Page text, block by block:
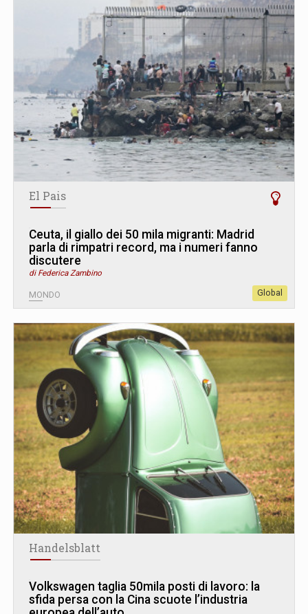
El Pais
Ceuta, il giallo dei 50 mila migranti: Madrid
parla di rimpatri record, ma i numeri fanno
discutere
di Federica Zambino
MONDO Global
Handelsblatt
Volkswagen taglia 50mila posti di lavoro: la
sfida persa con la Cina scuote l’industria